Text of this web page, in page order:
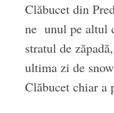
Clăbucet din
ne unul pe altul
stratul de
ultima zi de
Clăbucet chiar a